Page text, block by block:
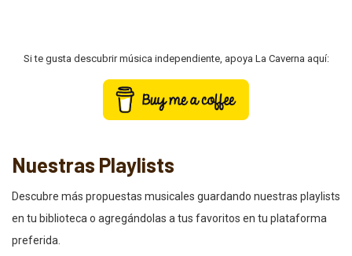
Si te gusta descubrir música independiente, apoya La Caverna aquí:
Nuestras Playlists
Descubre más propuestas musicales guardando nuestras playlists
en tu biblioteca o agregándolas a tus favoritos en tu plataforma
preferida.